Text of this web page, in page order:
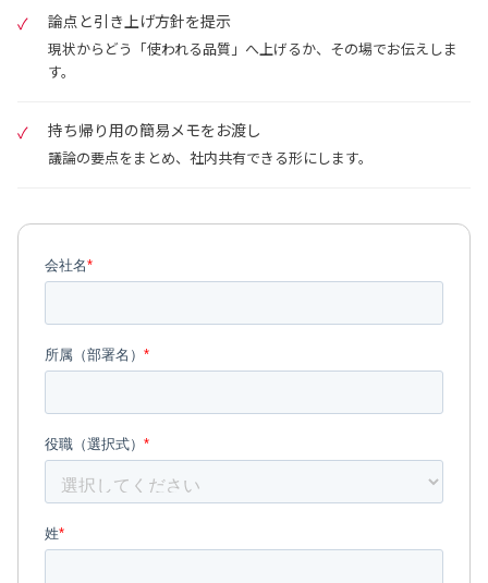
論点と引き上げ方針を提示
現状からどう「使われる品質」へ上げるか、その場でお伝えしま
す。
持ち帰り用の簡易メモをお渡し
議論の要点をまとめ、社内共有できる形にします。